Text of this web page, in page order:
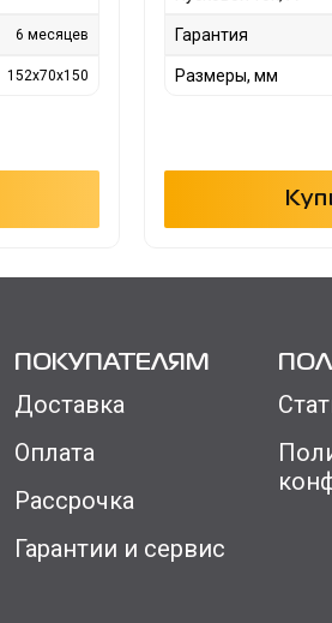
6 месяцев
152x70x150
Гарантия
Размеры, мм
ПОКУПАТЕЛЯМ
Доставка
Оплата
Рассрочка
Гарантии и сервис